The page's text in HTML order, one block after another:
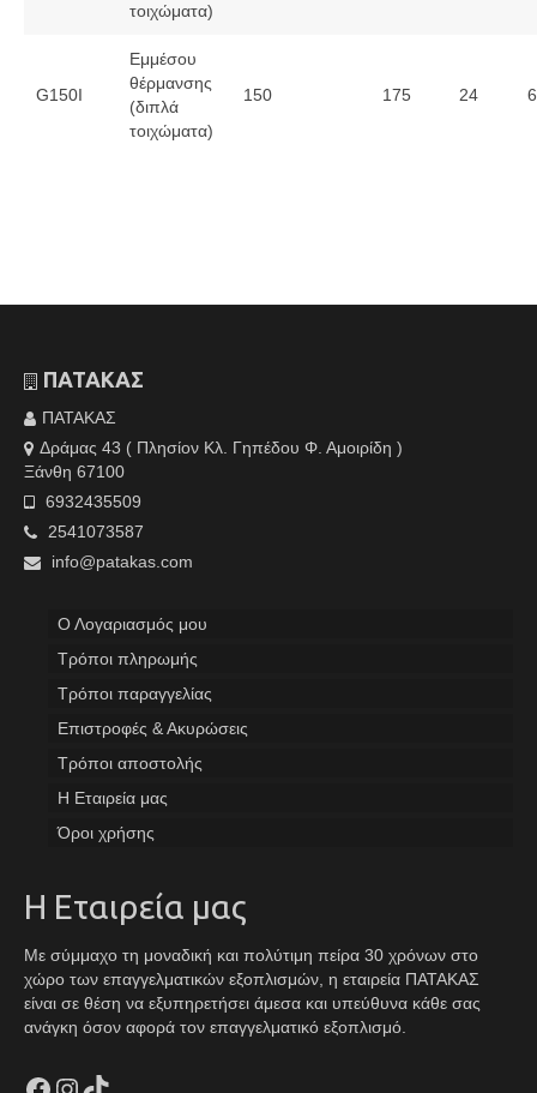
τοιχώματα)
G150I
Εμμέσου
θέρμανσης
(διπλά
τοιχώματα)
150 175 24
ΠΑΤΑΚΑΣ
ΠΑΤΑΚΑΣ
Δράμας 43 ( Πλησίον Κλ. Γηπέδου Φ. Αμοιρίδη )
Ξάνθη 67100
6932435509
2541073587
info@patakas.com
Ο Λογαριασμός μου
Tρόποι πληρωμής
Τρόποι παραγγελίας
Επιστροφές & Ακυρώσεις
Τρόποι αποστολής
Η Εταιρεία μας
Όροι χρήσης
Η Εταιρεία μας
Με σύμμαχο τη μοναδική και πολύτιμη πείρα 30 χρόνων στο
χώρο των επαγγελματικών εξοπλισμών, η εταιρεία ΠΑΤΑΚΑΣ
είναι σε θέση να εξυπηρετήσει άμεσα και υπεύθυνα κάθε σας
ανάγκη όσον αφορά τον επαγγελματικό εξοπλισμό.